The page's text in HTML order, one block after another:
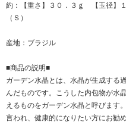
約：【重さ】３０．３ｇ 【玉径】
（Ｓ）
産地：ブラジル
■商品の説明■
ガーデン水晶とは、水晶が生成する
んだものです。こうした内包物が水
えるものをガーデン水晶と呼びます
言われ、健康的になりたい方にお勧め